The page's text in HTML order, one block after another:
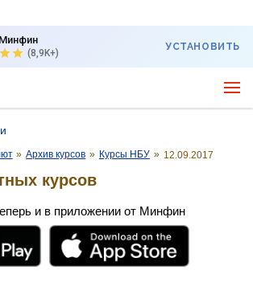
(8,9K+)
УСТАНОВИТЬ
» Архив курсов » Курсы НБУ » 12.09.2017
курсов
и в приложении от Минфин